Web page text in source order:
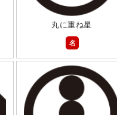
丸に重ね星
名